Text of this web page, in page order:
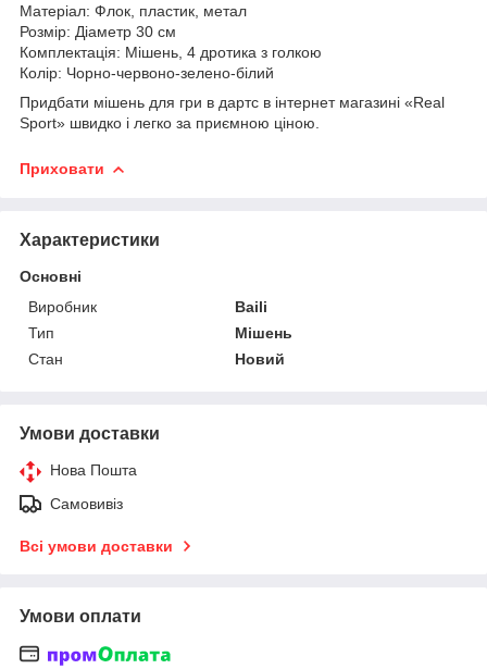
Матеріал: Флок, пластик, метал
Розмір: Діаметр 30 см
Комплектація: Мішень, 4 дротика з голкою
Колір: Чорно-червоно-зелено-білий
Придбати мішень для гри в дартс в інтернет магазині «Real
Sport» швидко і легко за приємною ціною.
Приховати
Характеристики
Основні
Виробник
Baili
Тип
Мішень
Стан
Новий
Умови доставки
Нова Пошта
Самовивіз
Всі умови доставки
Умови оплати